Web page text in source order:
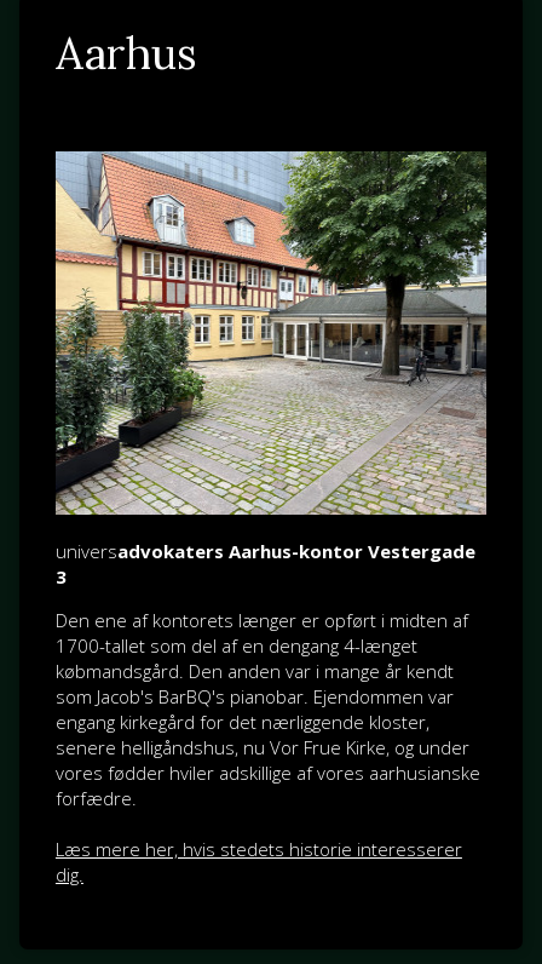
Aarhus
universadvokaters Aarhus-kontor Vestergade
3
Den ene af kontorets længer er opført i midten af
1700-tallet som del af en dengang 4-længet
købmandsgård. Den anden var i mange år kendt
som Jacob's BarBQ's pianobar. Ejendommen var
engang kirkegård for det nærliggende kloster,
senere helligåndshus, nu Vor Frue Kirke, og under
vores fødder hviler adskillige af vores aarhusianske
forfædre.
Læs mere her, hvis stedets historie interesserer
dig.